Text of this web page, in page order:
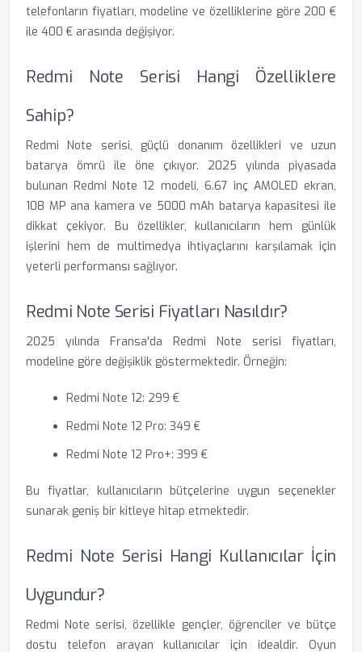
telefonların fiyatları, modeline ve özelliklerine göre 200 €
ile 400 € arasında değişiyor.
Redmi Note Serisi Hangi Özelliklere
Sahip?
Redmi Note serisi, güçlü donanım özellikleri ve uzun
batarya ömrü ile öne çıkıyor. 2025 yılında piyasada
bulunan Redmi Note 12 modeli, 6.67 inç AMOLED ekran,
108 MP ana kamera ve 5000 mAh batarya kapasitesi ile
dikkat çekiyor. Bu özellikler, kullanıcıların hem günlük
işlerini hem de multimedya ihtiyaçlarını karşılamak için
yeterli performansı sağlıyor.
Redmi Note Serisi Fiyatları Nasıldır?
2025 yılında Fransa'da Redmi Note serisi fiyatları,
modeline göre değişiklik göstermektedir. Örneğin:
Redmi Note 12: 299 €
Redmi Note 12 Pro: 349 €
Redmi Note 12 Pro+: 399 €
Bu fiyatlar, kullanıcıların bütçelerine uygun seçenekler
sunarak geniş bir kitleye hitap etmektedir.
Redmi Note Serisi Hangi Kullanıcılar İçin
Uygundur?
Redmi Note serisi, özellikle gençler, öğrenciler ve bütçe
dostu telefon arayan kullanıcılar için idealdir. Oyun